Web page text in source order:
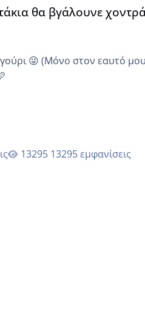
θα βγάλουνε
😜 (Μόνο στον εαυτό
13295 εμφανίσεις